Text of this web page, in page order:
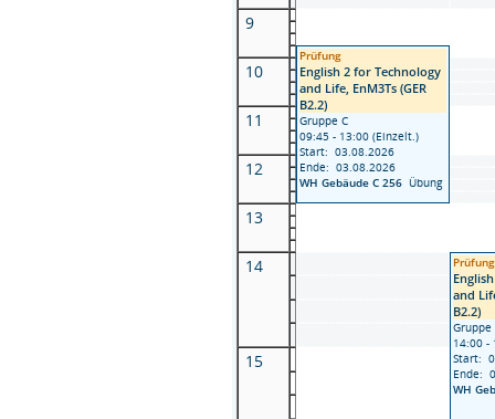
9
Prüfung
English 2 for Technology
and Life, EnM3Ts (GER
B2.2)
Gruppe C
09:45 - 13:00 (Einzelt.)
Start: 03.08.2026
Ende: 03.08.2026
WH Gebäude C 256 Übung
10
11
12
13
14 Prüfung
and
B2.2)
Gruppe
14:00 -
Start:
Ende:
WH
15